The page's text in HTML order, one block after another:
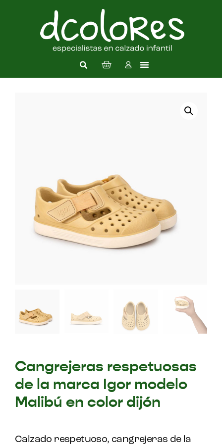
Cangrejeras respetuosas
de la marca Igor modelo
Malibú en color dijón
Calzado respetuoso, cangrejeras de la